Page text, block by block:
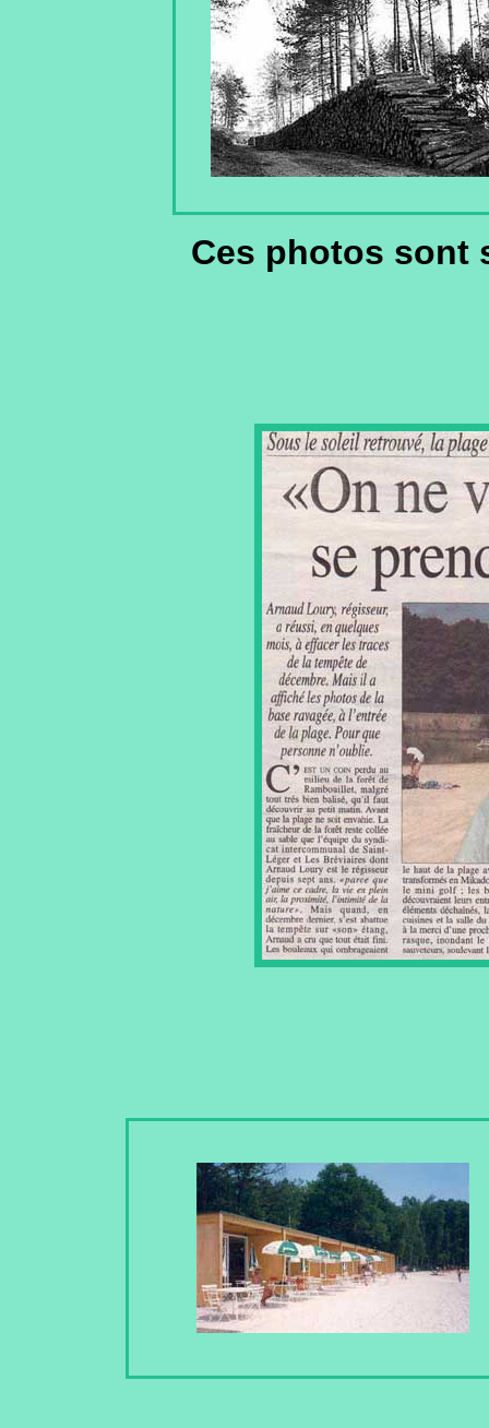
Ces photos sont